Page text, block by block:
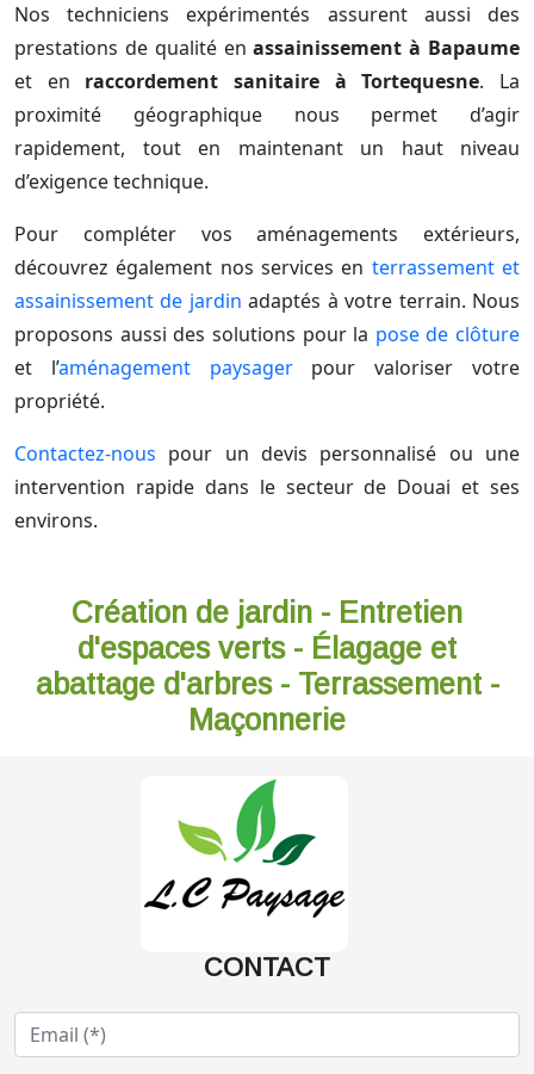
Nos techniciens expérimentés assurent aussi des
prestations de qualité enassainissement à Bapaume
et en raccordement sanitaire à Tortequesne. La
proximité géographique nous permet d’agir
rapidement, tout en maintenant un haut niveau
d’exigence technique.
Pour compléter vos aménagements extérieurs,
découvrez également nos services en terrassement et
assainissement de jardin adaptés à votre terrain. Nous
proposons aussi des solutions pour la pose de clôture
et l’aménagement paysagerpour valoriser votre
propriété.
Contactez-nous pour un devis personnalisé ou une
intervention rapide dans le secteur de Douai et ses
environs.
Création de jardin - Entretien
d'espaces verts - Élagage et
abattage d'arbres - Terrassement -
Maçonnerie
CONTACT